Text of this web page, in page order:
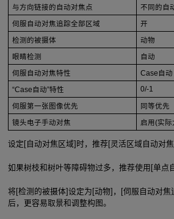
与方向链接的自动对焦点 不同的自
伺服自动对焦追踪全部区域 开
检测的被摄体 动物
眼睛检测 自动
伺服自动对焦特性 Case自动
“Case自动”特性 0/-1
伺服第一张图像优先 同等优先
镜头电子手动对焦 启用(实际
设定[自动对焦区域]时，推荐[灵活区域自动对焦
如果树枝和树叶等障碍物过多，推荐使用[单点
将[检测的被摄体]设定为[动物]，[伺服自动对焦
后，更容易取景和调整构图。